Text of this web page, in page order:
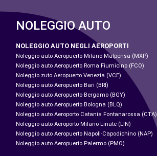
NOLEGGIO AUTO
NOLEGGIO AUTO NEGLI AEROPORTI
Noleggio auto Aeropuerto Milano Malpensa (MXP)
Noleggio auto Aeropuerto Roma Fiumicino (FCO)
Noleggio zuto Aeropuerto Venezia (VCE)
Noleggio auto Aeropuerto Bari (BRI)
Noleggio auto Aeropuerto Bergamo (BGY)
Noleggio auto Aeropuerto Bologna (BLQ)
Noleggio auto Aeroporto Catania Fontanarossa (CTA)
Noleggio auto Aeroporto Milano Linate (LIN)
Noleggio auto Aeropuerto Napoli-Capodichino (NAP)
Noleggio auto Aeropuerto Palermo (PMO)